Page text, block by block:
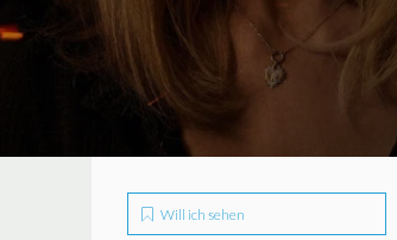
Will ich sehen